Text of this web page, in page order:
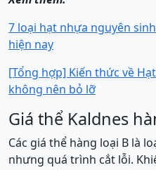
7 loại hạt nhựa nguyên
hiện nay
[Tổng hợp] Kiến thức về
không nên bỏ lỡ
Giá thể Kaldnes
Các giá thể hàng loại B là
nhưng quá trình cắt lỗi.